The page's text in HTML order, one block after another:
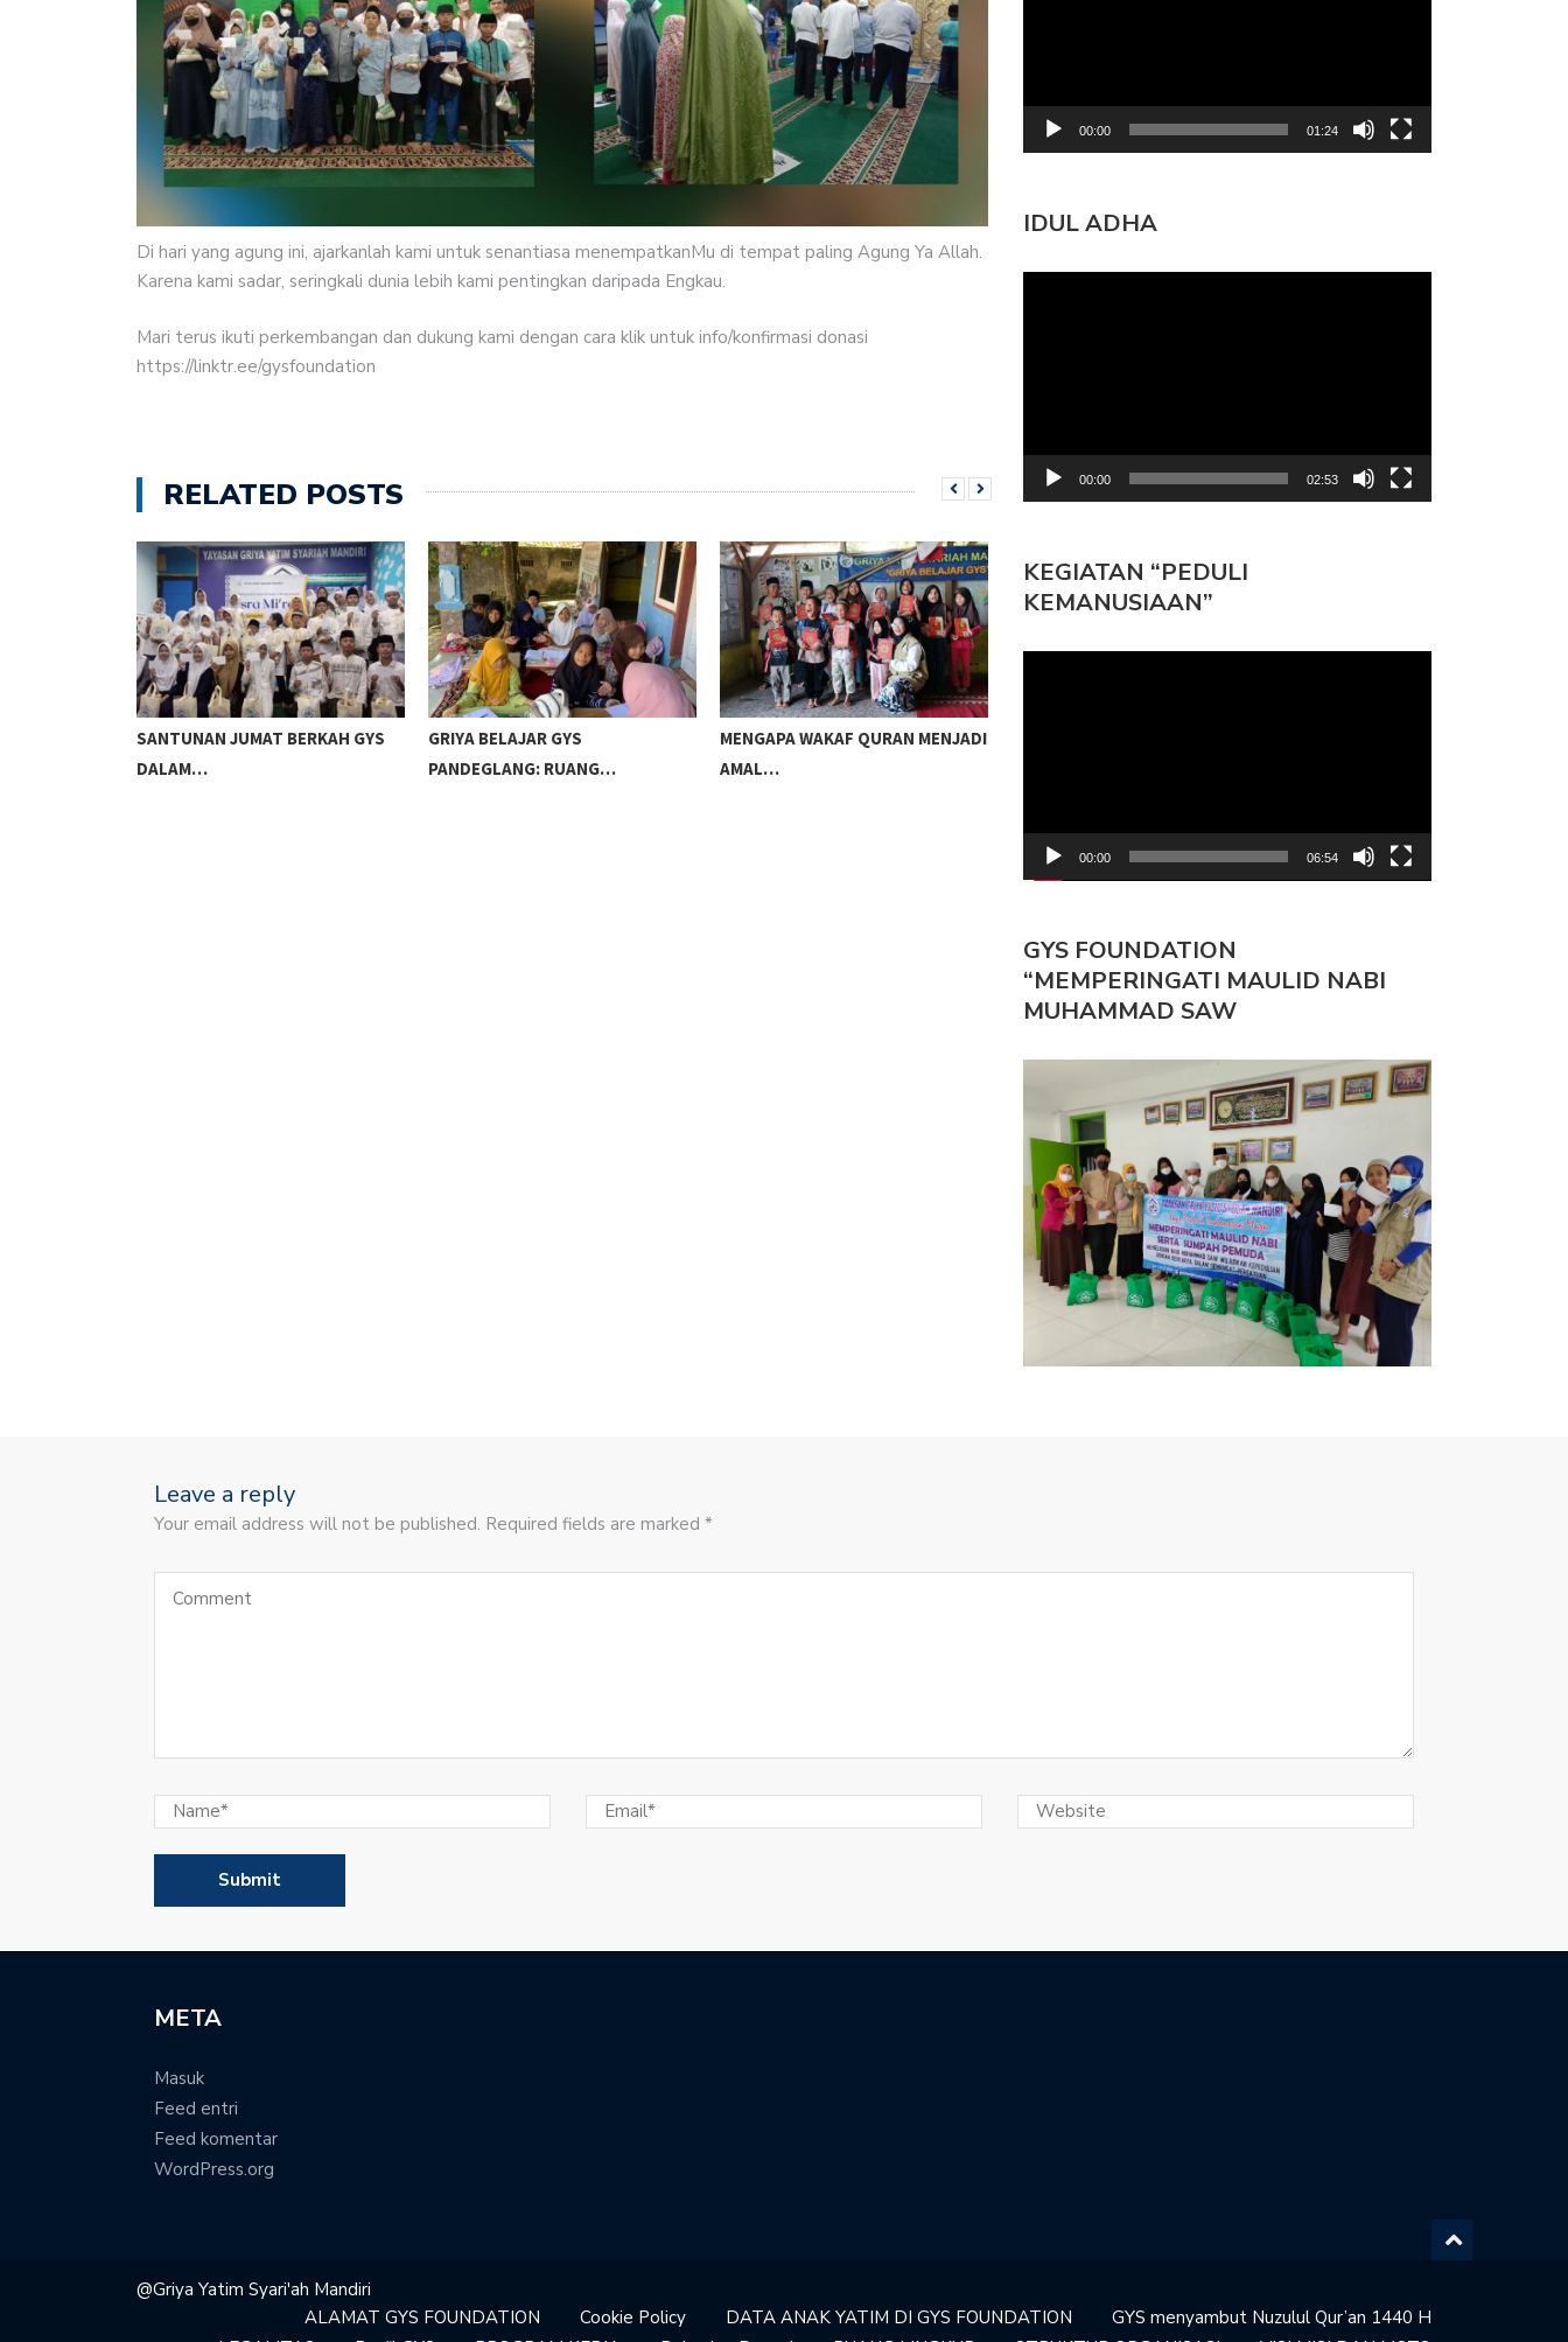
Di hari yang agung ini, ajarkanlah kami untuk senantiasa menempatkanMu di tempat paling Agung Ya Allah.
Karena kami sadar, seringkali dunia lebih kami pentingkan daripada Engkau.
Mari terus ikuti perkembangan dan dukung kami dengan cara klik untuk info/konfirmasi donasi
https://linktr.ee/gysfoundation
RELATED POSTS
SANTUNAN JUMAT BERKAH GYS
DALAM…
GRIYA BELAJAR GYS
PANDEGLANG: RUANG…
MENGAPA WAKAF QURAN MENJADI
AMAL…
00:00 01:24
IDUL ADHA
00:00 02:53
KEGIATAN “PEDULI
KEMANUSIAAN”
00:00 06:54
GYS FOUNDATION
“MEMPERINGATI MAULID NABI
MUHAMMAD SAW
Leave a reply
Your email address will not be published. Required fields are marked *
META
Masuk
Feed entri
Feed komentar
WordPress.org
@Griya Yatim Syari'ah Mandiri
ALAMAT GYS FOUNDATION
Cookie Policy DATA ANAK YATIM DI GYS FOUNDATION
GYS menyambut Nuzulul Qur’an 1440 H